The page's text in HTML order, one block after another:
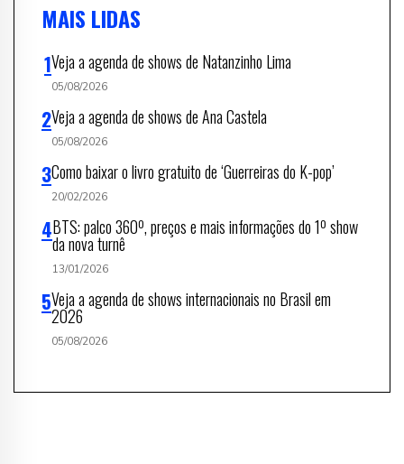
MAIS LIDAS
Veja a agenda de shows de Natanzinho Lima
05/08/2026
Veja a agenda de shows de Ana Castela
05/08/2026
Como baixar o livro gratuito de ‘Guerreiras do K-pop’
20/02/2026
BTS: palco 360º, preços e mais informações do 1º show
da nova turnê
13/01/2026
Veja a agenda de shows internacionais no Brasil em
2026
05/08/2026